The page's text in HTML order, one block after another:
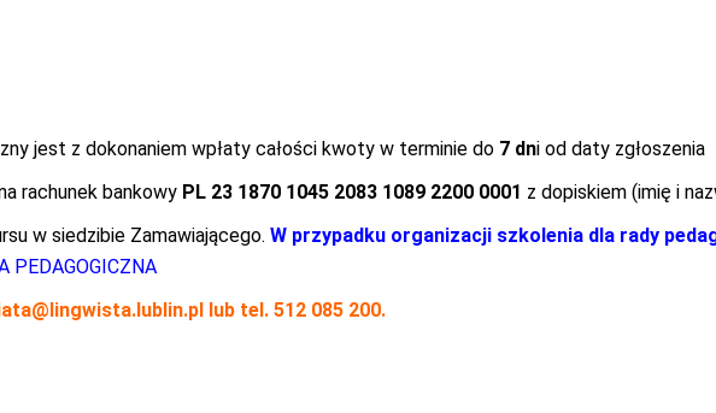
jest z dokonaniem wpłaty całości kwoty w terminie do 7 dni od daty zgłoszenia
rachunek bankowy PL 23 1870 1045 2083 1089 2200 0001 z dopiskiem (imię i
w siedzibie Zamawiającego. W przypadku organizacji szkolenia dla rady
PEDAGOGICZNA
lub tel. 512 085 200.